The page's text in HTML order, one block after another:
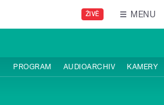
ŽIVĚ MENU
PROGRAM AUDIOARCHIV KAMERY